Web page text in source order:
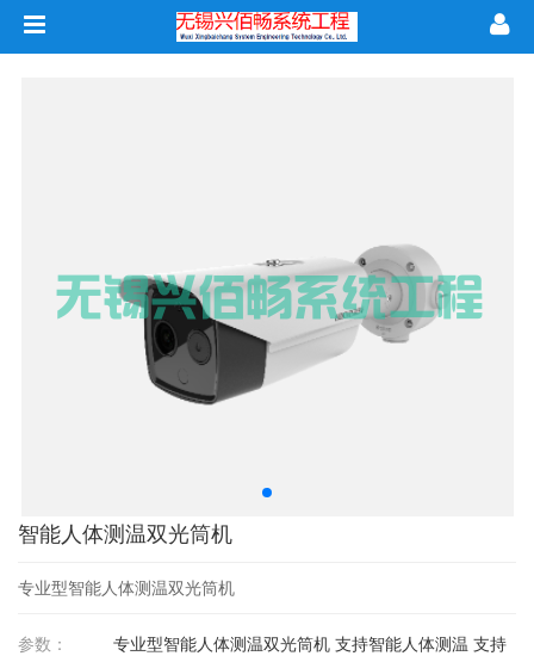
智能人体测温双光筒机
专业型智能人体测温双光筒机
参数：
专业型智能人体测温双光筒机 支持智能人体测温 支持